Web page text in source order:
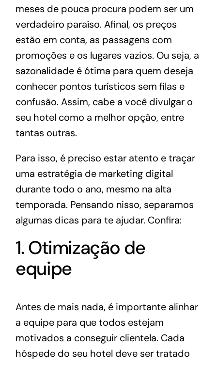
meses de pouca procura podem ser um
verdadeiro paraíso. Afinal, os preços
estão em conta, as passagens com
promoções e os lugares vazios. Ou seja, a
sazonalidade é ótima para quem deseja
conhecer pontos turísticos sem filas e
confusão. Assim, cabe a você divulgar o
seu hotel como a melhor opção, entre
tantas outras.
Para isso, é preciso estar atento e traçar
uma estratégia de marketing digital
durante todo o ano, mesmo na alta
temporada. Pensando nisso, separamos
algumas dicas para te ajudar. Confira:
1. Otimização de
equipe
Antes de mais nada, é importante alinhar
a equipe para que todos estejam
motivados a conseguir clientela. Cada
hóspede do seu hotel deve ser tratado